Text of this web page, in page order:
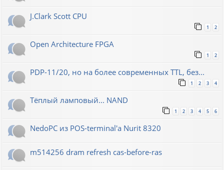
J.Clark Scott CPU
1 2
Open Architecture FPGA
1 2
PDP-11/20, но на более современных TTL, без...
1 2 3 4
Тёплый ламповый... NAND
1 2 3 4 5 6
NedoPC из POS-terminal'а Nurit 8320
m514256 dram refresh cas-before-ras